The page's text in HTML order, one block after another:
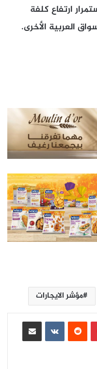
استمرار ارتفاع كلفة
العربية الأخرى.
مؤشر الايجارات
بينتيريست
مشاركة عبر البريد